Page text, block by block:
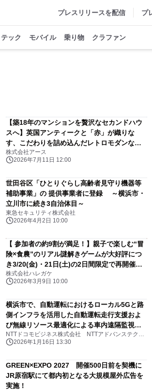
プレスリリースを配信 プ
テック モバイル 乗り物 クラファン
【築18年のマンションを贅沢なセカンドハウ
スへ】英国アンティークと「赤」が織りな
す、こだわりを詰め込んだレトロモダンなリ
ノベーション事例を公開
株式会社アース
2026年7月11日 12:00
世田谷区「ひとりぐらし高齢者見守り機器等
補助事業」の 提供事業者に登録 ～横浜市・
立川市に続き3自治体目～
東急セキュリティ株式会社
2026年4月2日 10:00
【 参加者の約9割が満足！】親子で楽しむ“冒
険×食農”のリアル謎解きゲームが大好評につ
き3/20(金)・21日(土)の2日間限定で再開催決
定！
株式会社ハレガケ
2026年3月9日 10:00
横浜市で、自動運転におけるローカル5Gと路
側インフラを活用した自動運転走行支援およ
び無線リソース最適化による車内遠隔監視の
実証を開始
NTTドコモビジネス株式会社 NTTアドバンステクノロジ株式会社 株式会社NTTデータ経営研究所 スタンレー電気株式会社 株式会社東海理化 ドコモ・テクノロジ株式会社 相鉄バス株式会社 先進モビリティ株式会社
2026年1月16日 13:30
GREEN×EXPO 2027 開催500日前を契機に
JR原宿駅にて都内初となる大規模屋外広告を
実施！